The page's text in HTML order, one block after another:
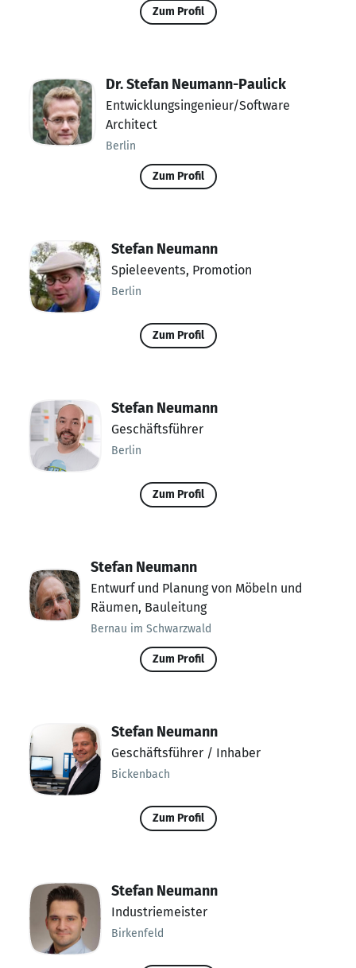
Zum Profil
Dr. Stefan Neumann-Paulick
Entwicklungsingenieur/Software
Architect
Berlin
Zum Profil
Stefan Neumann
Spieleevents, Promotion
Berlin
Zum Profil
Stefan Neumann
Geschäftsführer
Berlin
Zum Profil
Stefan Neumann
Entwurf und Planung von Möbeln und
Räumen, Bauleitung
Bernau im Schwarzwald
Zum Profil
Stefan Neumann
Geschäftsführer / Inhaber
Bickenbach
Zum Profil
Stefan Neumann
Industriemeister
Birkenfeld